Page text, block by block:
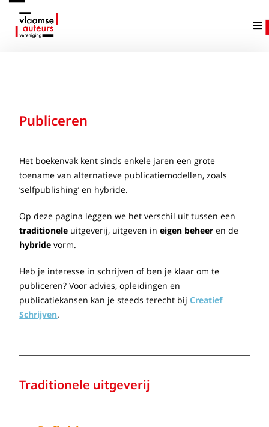
Publiceren
Het boekenvak kent sinds enkele jaren een grote
toename van alternatieve publicatiemodellen, zoals
‘selfpublishing’ en hybride.
Op deze pagina leggen we het verschil uit tussen een
traditionele uitgeverij, uitgeven ineigen beheer en de
hybride vorm.
Heb je interesse in schrijven of ben je klaar om te
publiceren? Voor advies, opleidingen en
publicatiekansen kan je steeds terecht bijCreatief
Schrijven.
Traditionele uitgeverij